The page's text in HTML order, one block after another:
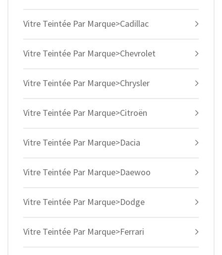
Vitre Teintée Par Marque>Cadillac
Vitre Teintée Par Marque>Chevrolet
Vitre Teintée Par Marque>Chrysler
Vitre Teintée Par Marque>Citroën
Vitre Teintée Par Marque>Dacia
Vitre Teintée Par Marque>Daewoo
Vitre Teintée Par Marque>Dodge
Vitre Teintée Par Marque>Ferrari